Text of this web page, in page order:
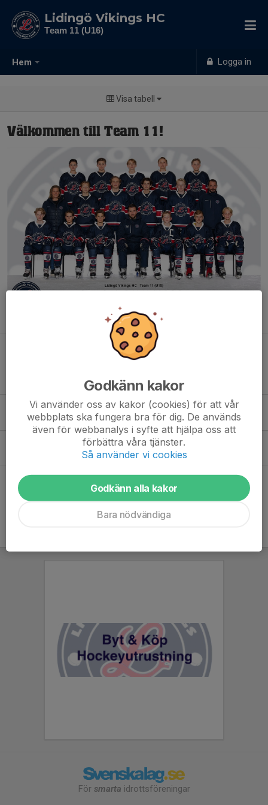
Hem Logga in
Lidingö Vikings HC
Team 11 (U16)
Visa tabell
Välkommen till Team 11!
Kommande aktiviteter
Lagfotograftering (tid TBC)
Hela kalendern
För smarta idrottsföreningar
Godkänn kakor
Vi använder oss av kakor (cookies) för att vår
webbplats ska fungera bra för dig. De används
även för webbanalys i syfte att hjälpa oss att
förbättra våra tjänster.
Så använder vi cookies
Godkänn alla kakor
Bara nödvändiga